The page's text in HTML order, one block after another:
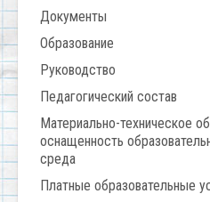
Документы
Образование
Руководство
Педагогический состав
Материально-техническое
оснащенность
среда
Платные образовательные